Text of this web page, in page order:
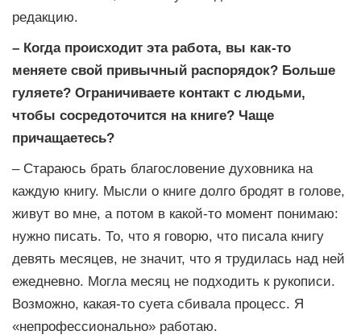
редакцию.
– Когда происходит эта работа, вы как-то
меняете свой привычный распорядок? Больше
гуляете? Ограничиваете контакт с людьми,
чтобы сосредоточится на книге? Чаще
причащаетесь?
– Стараюсь брать благословение духовника на
каждую книгу. Мысли о книге долго бродят в голове,
живут во мне, а потом в какой-то момент понимаю:
нужно писать. То, что я говорю, что писала книгу
девять месяцев, не значит, что я трудилась над ней
ежедневно. Могла месяц не подходить к рукописи.
Возможно, какая-то суета сбивала процесс. Я
«непрофессионально» работаю.